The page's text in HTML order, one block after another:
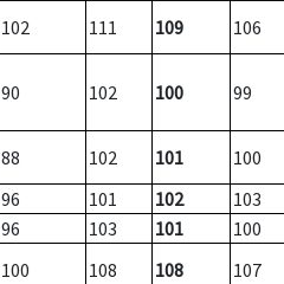
102 111 109 106
90 102 100 99
88 102 101
100
96 101 102
103
96 103 101
100
100 108 108
107